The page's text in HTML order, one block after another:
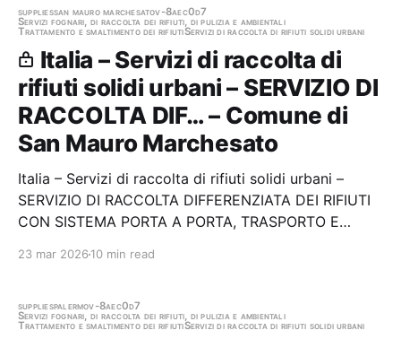
CAMASTRA, CANICATTÌ, CASTROFILIPPO,…
suppliessan mauro marchesatov-8aec0d7
Servizi fognari, di raccolta dei rifiuti, di pulizia e ambientali
Trattamento e smaltimento dei rifiutiServizi di raccolta di rifiuti solidi urbani
Italia – Servizi di raccolta di
rifiuti solidi urbani – SERVIZIO DI
RACCOLTA DIF… – Comune di
San Mauro Marchesato
Italia – Servizi di raccolta di rifiuti solidi urbani –
SERVIZIO DI RACCOLTA DIFFERENZIATA DEI RIFIUTI
CON SISTEMA PORTA A PORTA, TRASPORTO E
Marchesato Gara aggiudicata
23 mar 2026 10 min read
suppliespalermov-8aec0d7
Servizi fognari, di raccolta dei rifiuti, di pulizia e ambientali
Trattamento e smaltimento dei rifiutiServizi di raccolta di rifiuti solidi urbani